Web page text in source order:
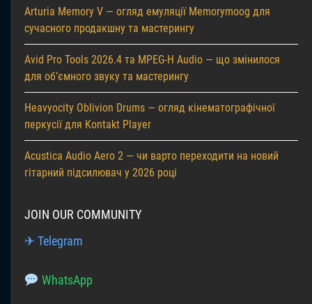
Arturia Memory V — огляд емуляції Memorymoog для
сучасного продакшну та мастерингу
Avid Pro Tools 2026.4 та MPEG-H Audio — що змінилося
для об’ємного звуку та мастерингу
Heavyocity Oblivion Drums — огляд кінематографічної
перкусії для Kontakt Player
Acustica Audio Aero 2 — чи варто переходити на новий
гітарний підсилювач у 2026 році
JOIN OUR COMMUNITY
✈ Telegram
WhatsApp